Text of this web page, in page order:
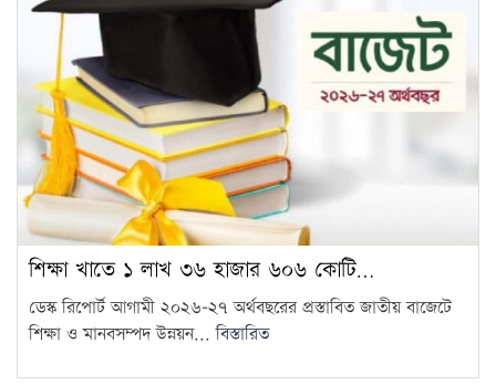
শিক্ষা খাতে ১ লাখ ৩৬ হাজার ৬০৬ কোটি…
ডেস্ক রিপোর্ট আগামী ২০২৬–২৭ অর্থবছরের প্রস্তাবিত জাতীয় বাজেটে
শিক্ষা ও মানবসম্পদ উন্নয়ন...বিস্তারিত